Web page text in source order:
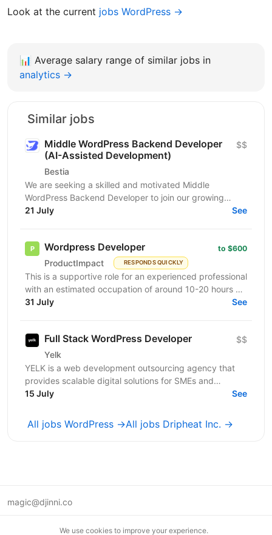
Look at the current jobs WordPress →
📊 Average salary range of similar jobs in
analytics →
Similar jobs
Middle WordPress Backend Developer
(AI-Assisted Development)
Bestia
$$
We are seeking a skilled and motivated Middle
WordPress Backend Developer to join our growing
BESTIA development team. You will be responsible for...
21 July See
Wordpress Developer
ProductImpact RESPONDS QUICKLY
to $600
This is a supportive role for an experienced professional
with an estimated occupation of around 10-20 hours a
month. The candidate should be available on...
31 July See
Full Stack WordPress Developer
Yelk
$$
YELK is a web development outsourcing agency that
provides scalable digital solutions for SMEs and
enterprise clients across the EU and the USA. We...
15 July See
All jobs WordPress →All jobs Dripheat Inc. →
magic@djinni.co
We use cookies to improve your experience.